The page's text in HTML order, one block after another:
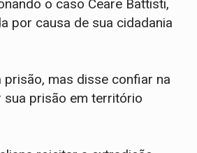
o caso Ceare Battisti,
por causa de sua cidadania
mas disse confiar na
sua prisão em território